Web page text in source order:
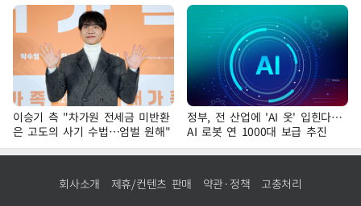
이승기 측 "차가원 전세금 미반환
은 고도의 사기 수법…엄벌 원해"
정부, 전 산업에 'AI 옷' 입힌다…
AI 로봇 연 1000대 보급 추진
회사소개 제휴/컨텐츠 판매 약관·정책 고충처리